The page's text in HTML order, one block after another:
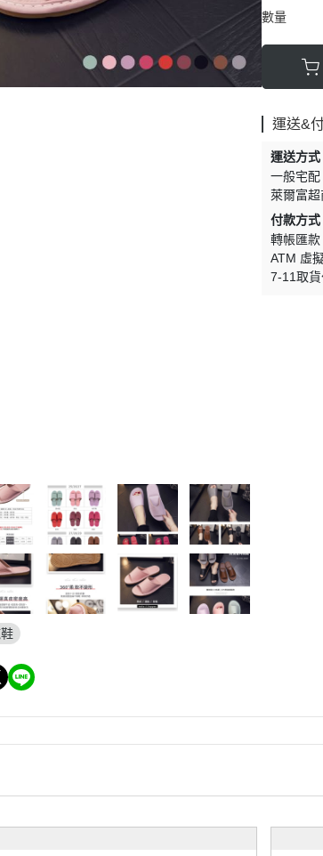
數量
運送&
運送方式
一般宅配
萊爾富超
付款方式
轉帳匯款
ATM 虛
7-11取